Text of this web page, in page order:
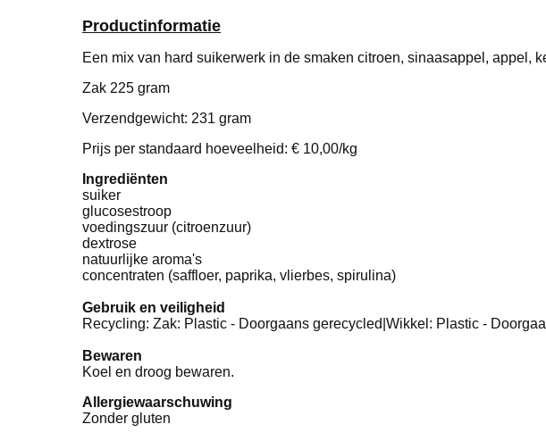
Productinformatie
Een mix van hard suikerwerk in de smaken citroen, sinaasappel, appel,
Zak 225 gram
Verzendgewicht: 231 gram
Prijs per standaard hoeveelheid: € 10,00/kg
Ingrediënten
suiker
glucosestroop
voedingszuur (citroenzuur)
dextrose
natuurlijke aroma's
concentraten (saffloer, paprika, vlierbes, spirulina)
Gebruik en veiligheid
Recycling: Zak: Plastic - Doorgaans gerecycled|Wikkel: Plastic -
Bewaren
Koel en droog bewaren.
Allergiewaarschuwing
Zonder gluten